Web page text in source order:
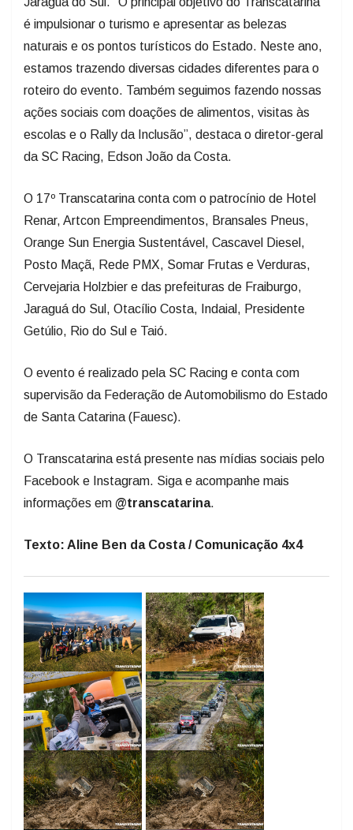
é impulsionar o turismo e apresentar as belezas
naturais e os pontos turísticos do Estado. Neste ano,
estamos trazendo diversas cidades diferentes para o
roteiro do evento. Também seguimos fazendo nossas
ações sociais com doações de alimentos, visitas às
escolas e o Rally da Inclusão”, destaca o diretor-geral
da SC Racing, Edson João da Costa.
O 17º Transcatarina conta com o patrocínio de Hotel
Renar, Artcon Empreendimentos, Bransales Pneus,
Orange Sun Energia Sustentável, Cascavel Diesel,
Posto Maçã, Rede PMX, Somar Frutas e Verduras,
Cervejaria Holzbier e das prefeituras de Fraiburgo,
Jaraguá do Sul, Otacílio Costa, Indaial, Presidente
Getúlio, Rio do Sul e Taió.
O evento é realizado pela SC Racing e conta com
supervisão da Federação de Automobilismo do Estado
de Santa Catarina (Fauesc).
O Transcatarina está presente nas mídias sociais pelo
Facebook e Instagram. Siga e acompanhe mais
informações em @transcatarina
Texto: Aline Ben da Costa / Comunicação 4x4